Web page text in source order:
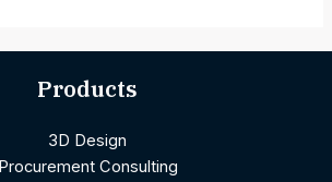
Products
3D Design
Procurement Consulting